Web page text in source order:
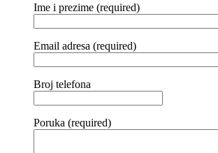
Ime i prezime (required)
Email adresa (required)
Broj telefona
Poruka (required)